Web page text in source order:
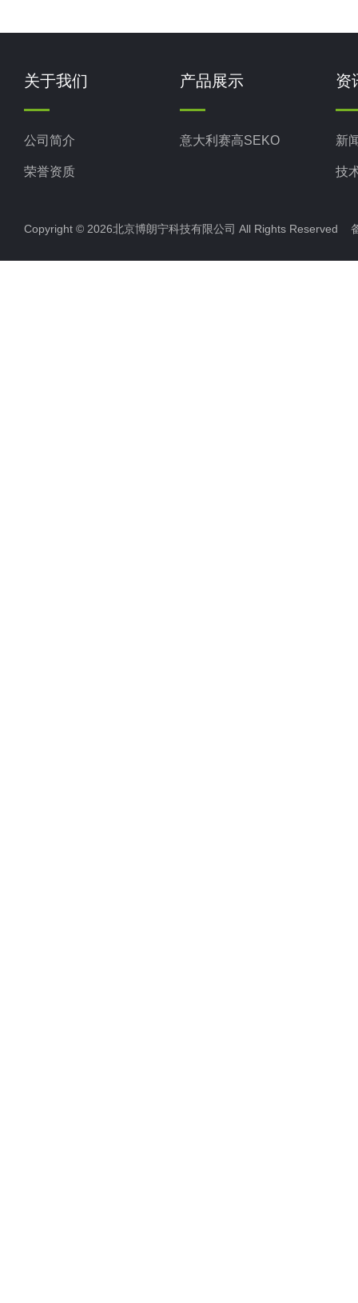
关于我们
公司简介
荣誉资质
产品展示
意大利赛高SEKO
资
新
技
Copyright © 2026北京博朗宁科技有限公司 All Rights Reserved